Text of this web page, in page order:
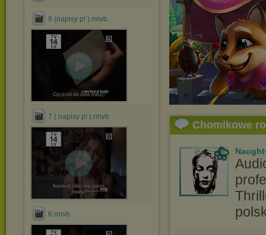
8 (napisy pl ).rmvb
7 ( napisy pl ).rmvb
6.rmvb
Chomikowe